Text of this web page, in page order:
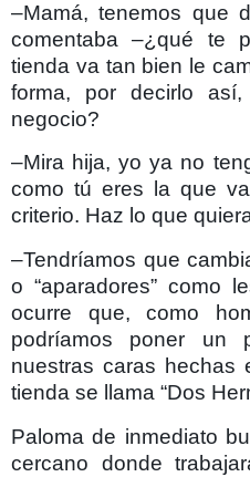
–Mamá, tenemos que
comentaba –¿qué te
tienda va tan bien le
forma, por decirlo
negocio?
–Mira hija, yo ya no
como tú eres la que
criterio. Haz lo que
–Tendríamos que
o “aparadores” como
ocurre que, como
podríamos poner un
nuestras caras hechas
tienda se llama “Dos
Paloma de inmediato
cercano donde